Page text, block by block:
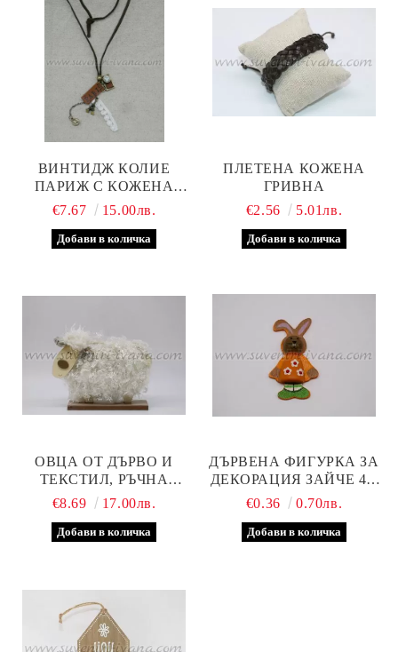
ВИНТИДЖ КОЛИЕ
ПАРИЖ С КОЖЕНА
ВЕРИЖКА
€7.67 15.00лв.
ПЛЕТЕНА КОЖЕНА
ГРИВНА
€2.56
5.01лв.
ОВЦА ОТ ДЪРВО И
ТЕКСТИЛ, РЪЧНА
ИЗРАБОТКА, МАЛКА
€8.69 17.00лв.
ДЪРВЕНА ФИГУРКА ЗА
ДЕКОРАЦИЯ ЗАЙЧЕ 4,9
СМ
€0.36 0.70лв.